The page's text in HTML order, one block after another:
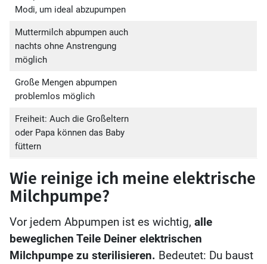
Modi, um ideal abzupumpen
Muttermilch abpumpen auch
nachts ohne Anstrengung
möglich
Große Mengen abpumpen
problemlos möglich
Freiheit: Auch die Großeltern
oder Papa können das Baby
füttern
Wie reinige ich meine elektrische
Milchpumpe?
Vor jedem Abpumpen ist es wichtig, alle
beweglichen Teile Deiner elektrischen
Milchpumpe zu sterilisieren. Bedeutet: Du baust